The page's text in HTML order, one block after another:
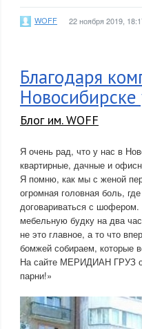
WOFF 22 ноября 2019,
Благодаря
Блог им. WOFF
Я очень рад, что у нас в
квартирные, дачные и
Я помню, как мы с женой
огромная головная боль,
договариваться с шофером.
мебельную будку на два
не это главное, а то что
бомжей собираем, которые
На сайте МЕРИДИАН ГРУЗ
парни!»